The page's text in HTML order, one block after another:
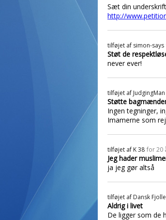
Sæt din
http://
tilføjet af simon-says
Støt de
never ever!
tilføjet af JudgingMan
Støtte
Ingen tegninger,
Imamerne som
tilføjet af K 38 for 20
Jeg hader
ja jeg gør altså
tilføjet af Dansk
Aldrig i livet
De ligger som de